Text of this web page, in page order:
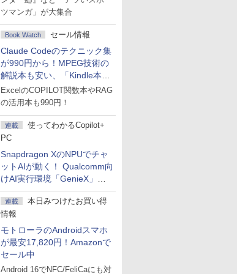
ツマンガ」が大集合
Book Watch セール情報
Claude Codeのテクニック集
が990円から！MPEG技術の
解説本も安い、「Kindle本サ
マーセール」第2弾開始！
ExcelのCOPILOT関数本やRAG
の活用本も990円！
連載
使ってわかるCopilot+
PC
Snapdragon XのNPUでチャ
ットAIが動く！ Qualcomm向
けAI実行環境「GenieX」を
試してみた
連載
本日みつけたお買い得
情報
モトローラのAndroidスマホ
が最安17,820円！Amazonで
セール中
Android 16でNFC/FeliCaにも対